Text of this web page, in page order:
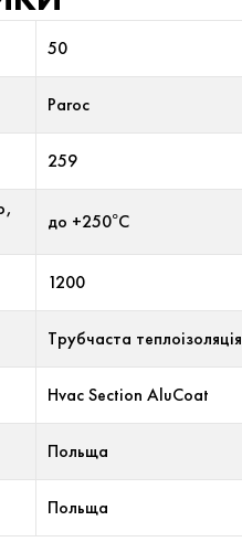
50
Paroc
259
до +250°С
1200
Трубчаста теплоізоляція
Hvac Section AluCoat
Польща
Польща